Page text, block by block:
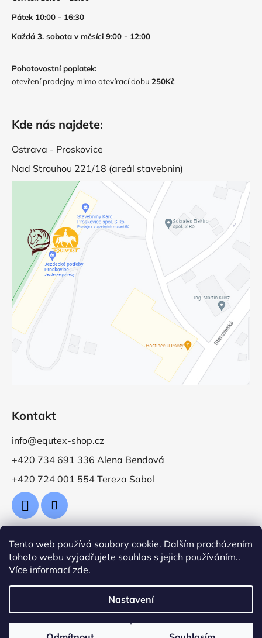
Tento web používá soubory cookie. Dalším procházením
tohoto webu vyjadřujete souhlas s jejich používáním..
Více informacízde.
Nastavení
Pátek 10:00 - 16:30
Každá 3. sobota v měsíci 9:00 - 12:00
Pohotovostní poplatek:
otevření prodejny mimo otevírací dobu 250Kč
Kde nás najdete:
Ostrava - Proskovice
Nad Strouhou 221/18 (areál stavebnin)
Kontakt
info@equtex-shop.cz
+420 734 691 336 Alena Bendová
+420 724 001 554 Tereza Sabol
Přijímáme online platby
Vytvořil Shoptet